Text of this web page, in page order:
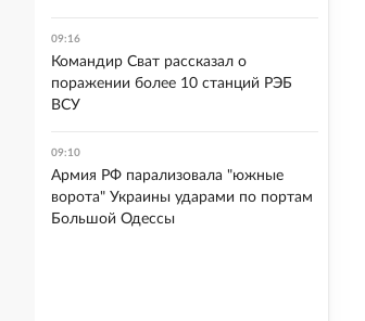
09:16
Командир Сват рассказал о
поражении более 10 станций РЭБ
ВСУ
09:10
Армия РФ парализовала "южные
ворота" Украины ударами по портам
Большой Одессы